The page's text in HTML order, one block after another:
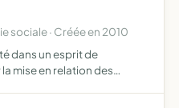
sociale · Créée en 2010
dans un esprit de
mise en relation des